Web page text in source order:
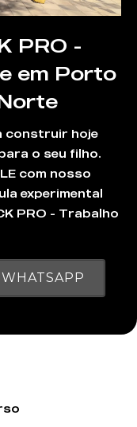
PRO -
em Porto
construir hoje
o seu filho.
com nosso
experimental
PRO - Trabalho